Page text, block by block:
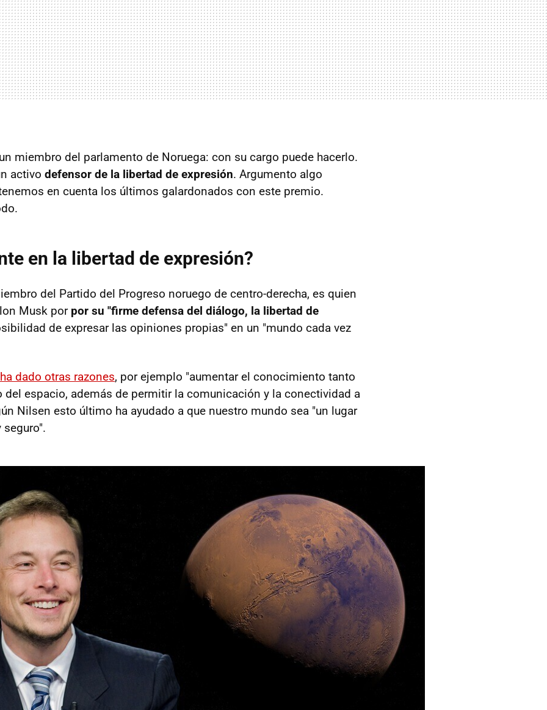
miembro del parlamento de Noruega: con su cargo puede hacerlo.
activo defensor de la libertad de expresión. Argumento algo
en cuenta los últimos galardonados con este premio.
en la libertad de expresión?
del Partido del Progreso noruego de centro-derecha, es quien
Musk por por su "firme defensa del diálogo, la libertad de
de expresar las opiniones propias" en un "mundo cada vez
dado otras razones, por ejemplo "aumentar el conocimiento tanto
del espacio, además de permitir la comunicación y la conectividad a
Nilsen esto último ha ayudado a que nuestro mundo sea "un lugar